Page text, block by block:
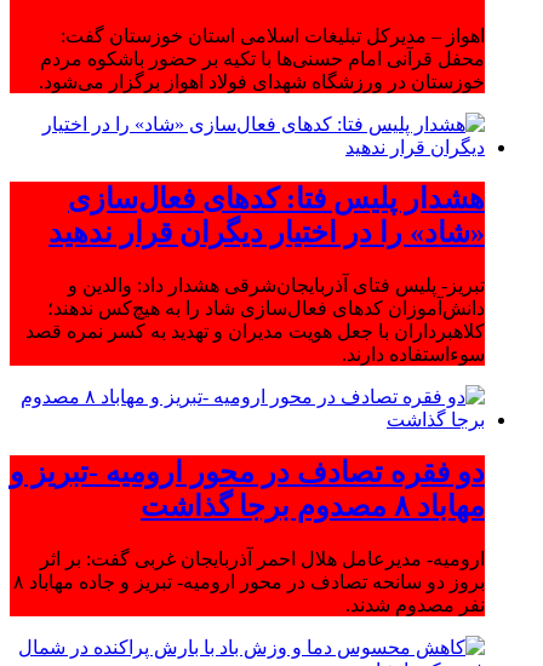
اهواز – مدیرکل تبلیغات اسلامی استان خوزستان گفت:
محفل قرآنی امام حسنی‌ها با تکیه بر حضور باشکوه مردم
خوزستان در ورزشگاه شهدای فولاد اهواز برگزار می‌شود.
هشدار پلیس فتا: کدهای فعال‌سازی
«شاد» را در اختیار دیگران قرار ندهید
تبریز- پلیس فتای آذربایجان‌شرقی هشدار داد: والدین و
دانش‌آموزان کدهای فعال‌سازی شاد را به هیچ‌کس ندهند؛
کلاهبرداران با جعل هویت مدیران و تهدید به کسر نمره قصد
سوءاستفاده دارند.
دو فقره تصادف در محور ارومیه -تبریز و
مهاباد ۸ مصدوم برجا گذاشت
ارومیه- مدیرعامل هلال احمر آذربایجان غربی گفت: بر اثر
بروز دو سانحه تصادف در محور ارومیه- تبریز و جاده مهاباد ۸
نفر مصدوم شدند.